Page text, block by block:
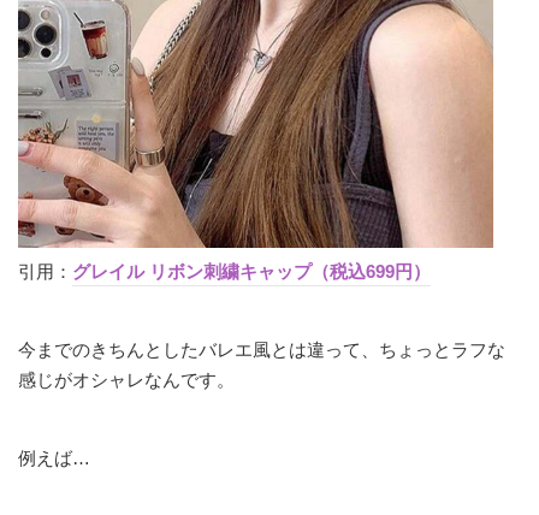
引用： グレイル リボン刺繍キャップ（税込699円）
今までのきちんとしたバレエ風とは違って、ちょっとラフな
感じがオシャレなんです。
例えば…